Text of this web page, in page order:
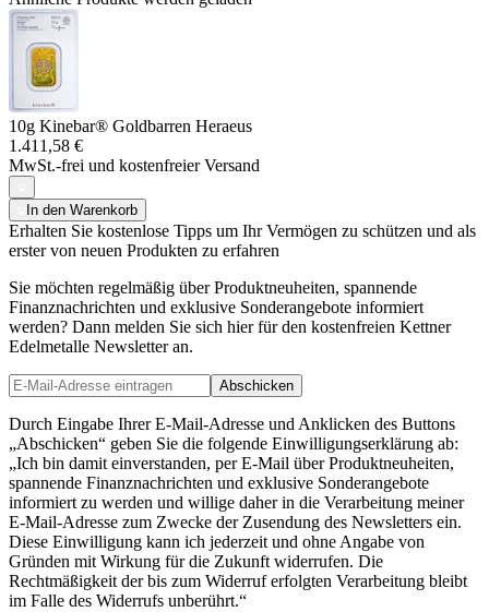
10g Kinebar® Goldbarren Heraeus
1.411,58 €
MwSt.-frei und kostenfreier Versand
In den Warenkorb
Erhalten Sie kostenlose Tipps um Ihr Vermögen zu schützen und als
erster von neuen Produkten zu erfahren
Sie möchten regelmäßig über Produktneuheiten, spannende
Finanznachrichten und exklusive Sonderangebote informiert
werden? Dann melden Sie sich hier für den kostenfreien Kettner
Edelmetalle Newsletter an.
Abschicken
Durch Eingabe Ihrer E-Mail-Adresse und Anklicken des Buttons
„Abschicken“ geben Sie die folgende Einwilligungserklärung ab:
„Ich bin damit einverstanden, per E-Mail über Produktneuheiten,
spannende Finanznachrichten und exklusive Sonderangebote
informiert zu werden und willige daher in die Verarbeitung meiner
E-Mail-Adresse zum Zwecke der Zusendung des Newsletters ein.
Diese Einwilligung kann ich jederzeit und ohne Angabe von
Gründen mit Wirkung für die Zukunft widerrufen. Die
Rechtmäßigkeit der bis zum Widerruf erfolgten Verarbeitung bleibt
im Falle des Widerrufs unberührt.“